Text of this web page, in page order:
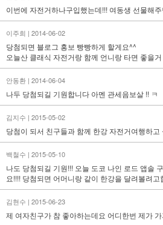
이번에 자전거하나구입했는데!!! 여동생 선물해
이주희 | 2014-06-02
당첨되면 블로그 홍보 빵빵하게 할게요^^
오늘산 클래식 자전거랑 함께 언니랑 타면 좋을
안동환 | 2014-06-04
나두 당첨되길 기원합니다 아멘 관세음보살 !! ㅋ
김지수 | 2015-05-02
당첨이 되서 친구들과 함께 한강 자전거여행하고
백철수 | 2015-05-10
나도 당첨되길 기원!!! 오늘 도코 나인 로드 앱솔
요!!!! 당첨되면 어머니랑 같이 한강을 달려볼려고
김현수 | 2015-06-23
제 여자친구가 참 좋아하는데요 어디한번 제가